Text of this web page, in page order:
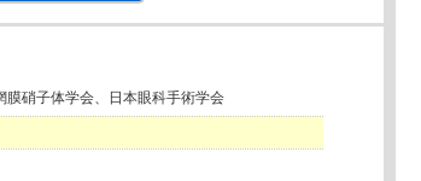
膜硝子体学会、日本眼科手術学会